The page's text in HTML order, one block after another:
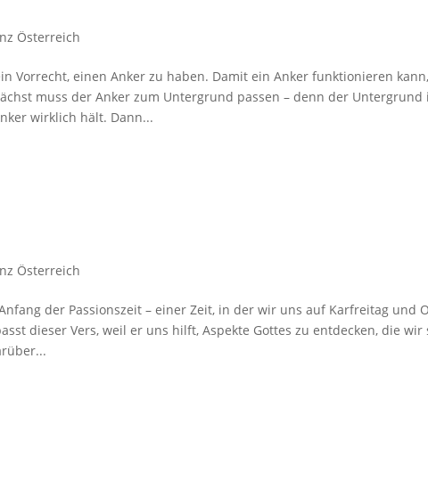
Österreich
Vorrecht, einen Anker zu haben. Damit ein Anker funktionieren
muss der Anker zum Untergrund passen – denn der Untergrund
wirklich hält. Dann...
Österreich
der Passionszeit – einer Zeit, in der wir uns auf Karfreitag und
dieser Vers, weil er uns hilft, Aspekte Gottes zu entdecken, die wir